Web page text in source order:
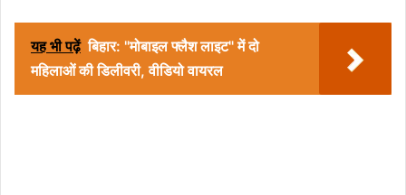
यह भी पढ़ें बिहार: "मोबाइल फ्लैश लाइट" में दो
महिलाओं की डिलीवरी, वीडियो वायरल